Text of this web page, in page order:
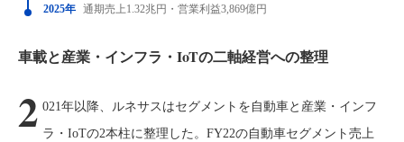
2025年 通期売上1.32兆円・営業利益3,869億円
車載と産業・インフラ・IoTの二軸経営への整理
2 021年以降、ルネサスはセグメントを自動車と産業・インフ
ラ・IoTの2本柱に整理した。FY22の自動車セグメント売上